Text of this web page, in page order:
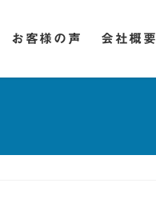
お客様の声 会社概要